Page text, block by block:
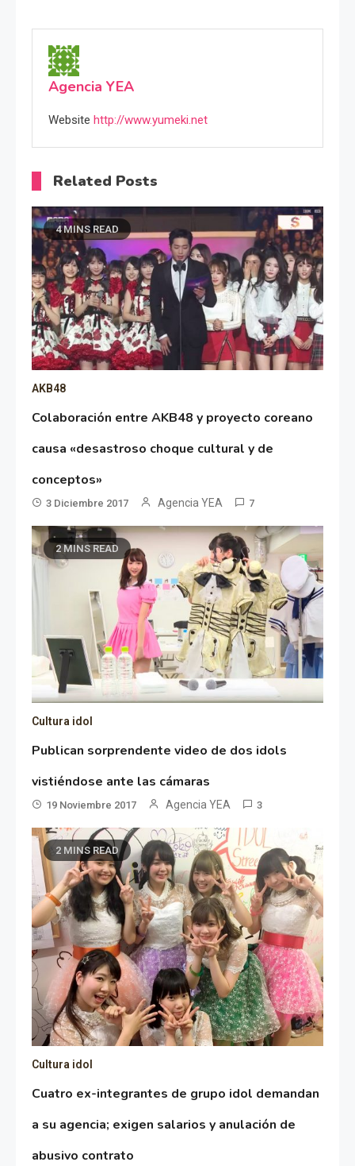
Agencia YEA
Website http://www.yumeki.net
Related Posts
4 MINS READ
AKB48
Colaboración entre AKB48 y proyecto coreano
causa «desastroso choque cultural y de
conceptos»
3 Diciembre 2017 Agencia YEA 7
2 MINS READ
Cultura idol
Publican sorprendente video de dos idols
vistiéndose ante las cámaras
19 Noviembre 2017 Agencia YEA 3
2 MINS READ
Cultura idol
Cuatro ex-integrantes de grupo idol demandan
a su agencia; exigen salarios y anulación de
abusivo contrato